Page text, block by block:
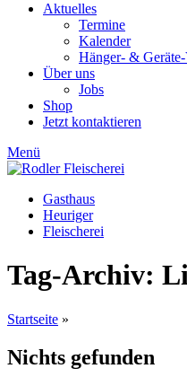
Aktuelles
Termine
Kalender
Hänger- &
Über uns
Jobs
Shop
Jetzt kontaktieren
Menü
Gasthaus
Heuriger
Fleischerei
Tag-Archiv:
Startseite »
Nichts gefunden